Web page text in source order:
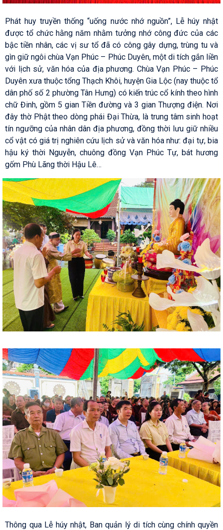
Phát huy truyền thống “uống nước nhớ nguồn”, Lễ húy nhật
được tổ chức hằng năm nhằm tưởng nhớ công đức của các
bậc tiền nhân, các vị sư tổ đã có công gây dựng, trùng tu và
gìn giữ ngôi chùa Vạn Phúc – Phúc Duyên, một di tích gắn liền
với lịch sử, văn hóa của địa phương. Chùa Vạn Phúc – Phúc
Duyên xưa thuộc tổng Thạch Khôi, huyện Gia Lộc (nay thuộc tổ
dân phố số 2 phường Tân Hưng) có kiến trúc cổ kính theo hình
chữ Đinh, gồm 5 gian Tiền đường và 3 gian Thượng điện. Nơi
đây thờ Phật theo dòng phái Đại Thừa, là trung tâm sinh hoạt
tín ngưỡng của nhân dân địa phương, đồng thời lưu giữ nhiều
cổ vật có giá trị nghiên cứu lịch sử và văn hóa như: đại tự, bia
hậu ký thời Nguyễn, chuông đồng Vạn Phúc Tự, bát hương
gốm Phù Lãng thời Hậu Lê…
Thông qua Lễ húy nhật, Ban quản lý di tích cùng chính quyền